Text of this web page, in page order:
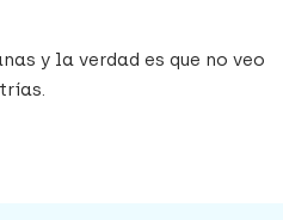
y la verdad es que no veo